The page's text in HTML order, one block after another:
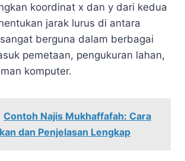
koordinat x dan y dari kedua
jarak lurus di antara
berguna dalam berbagai
pemetaan, pengukuran lahan,
komputer.
Contoh Najis Mukhaffafah: Cara
dan Penjelasan Lengkap